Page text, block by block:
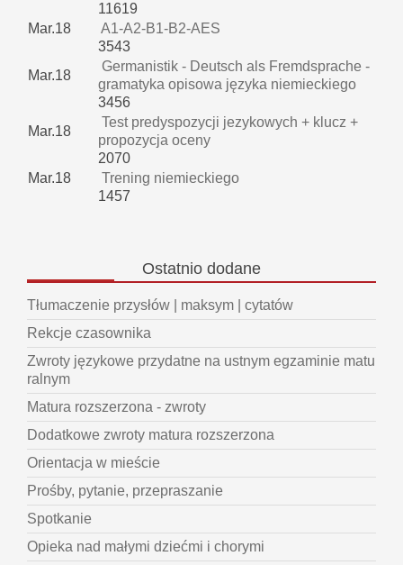
11619
Mar.18
A1-A2-B1-B2-AES
3543
Mar.18
Germanistik - Deutsch als Fremdsprache -
gramatyka opisowa języka niemieckiego
3456
Mar.18
Test predyspozycji jezykowych + klucz +
propozycja oceny
2070
Mar.18
Trening niemieckiego
1457
Ostatnio dodane
Tłumaczenie przysłów | maksym | cytatów
Rekcje czasownika
Zwroty językowe przydatne na ustnym egzaminie matu
ralnym
Matura rozszerzona - zwroty
Dodatkowe zwroty matura rozszerzona
Orientacja w mieście
Prośby, pytanie, przepraszanie
Spotkanie
Opieka nad małymi dziećmi i chorymi